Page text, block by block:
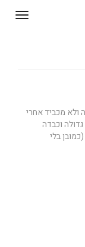
ולא מכביד אחרי
וכבדה
בלי